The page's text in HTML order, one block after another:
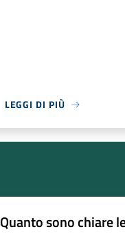
LEGGI DI PIÙ
Quanto sono chiare